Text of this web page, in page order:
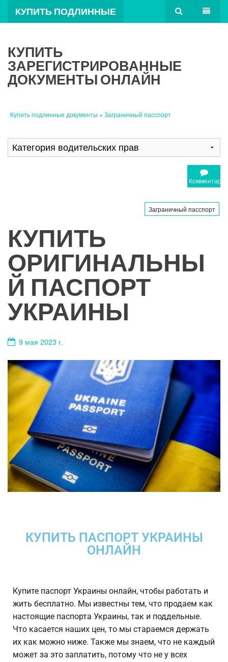
КУПИТЬ ПОДЛИННЫЕ
КУПИТЬ
ЗАРЕГИСТРИРОВАННЫЕ
ДОКУМЕНТЫ ОНЛАЙН
Купить подлинные документы » Заграничный пасспорт
Комментарий
Заграничный пасспорт
КУПИТЬ
ОРИГИНАЛЬНЫ
Й ПАСПОРТ
УКРАИНЫ
9 мая 2023 г.
КУПИТЬ ПАСПОРТ УКРАИНЫ
ОНЛАЙН
Купите паспорт Украины онлайн, чтобы работать и
жить бесплатно. Мы известны тем, что продаем как
настоящие паспорта Украины, так и поддельные.
Что касается наших цен, то мы стараемся держать
их как можно ниже. Также мы знаем, что не каждый
может за это заплатить, потому что не у всех